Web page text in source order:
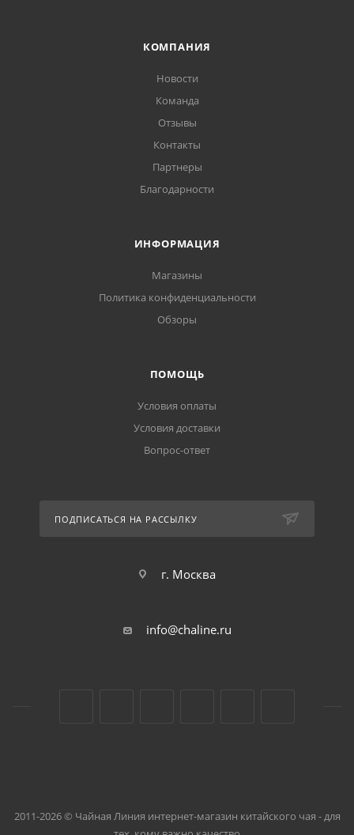
КОМПАНИЯ
Новости
Команда
Отзывы
Контакты
Партнеры
Благодарности
ИНФОРМАЦИЯ
Магазины
Политика конфиденциальности
Обзоры
ПОМОЩЬ
Условия оплаты
Условия доставки
Вопрос-ответ
ПОДПИСАТЬСЯ НА РАССЫЛКУ
г. Москва
info@chaline.ru
2011-2026 © Чайная Линия интернет-магазин китайского чая - для